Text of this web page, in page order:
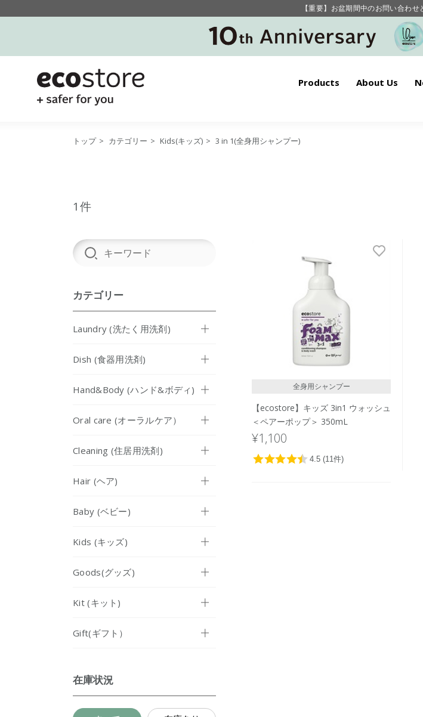
【重要】お盆期間中のお問い合わ
毎月お得にポイントが貯まる！ “月
Products About Us
トップ > カテゴリー > Kids(キッズ) > 3 in 1(全身用シャンプー)
1件
カテゴリー
Laundry (洗たく用洗剤)
Dish (食器用洗剤)
Hand&Body (ハンド&ボディ)
Oral care (オーラルケア）
Cleaning (住居用洗剤)
Hair (ヘア)
Baby (ベビー)
Kids (キッズ)
Goods(グッズ)
Kit (キット)
Gift(ギフト）
在庫状況
全身用シャンプー
【ecostore】キッズ 3in1 ウォッシュ
＜ペアーポップ＞ 350mL
¥1,100